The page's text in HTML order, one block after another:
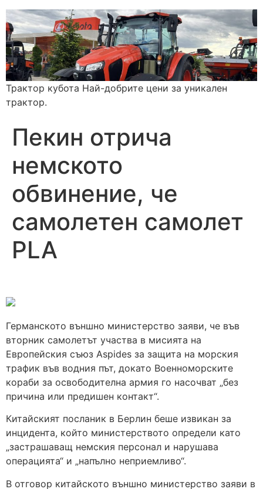
Трактор кубота Най-добрите цени за уникален
трактор.
Пекин отрича
немското
обвинение, че
самолетен самолет
PLA
Германското външно министерство заяви, че във
вторник самолетът участва в мисията на
Европейския съюз Aspides за защита на морския
трафик във водния път, докато Военноморските
кораби за освободителна армия го насочват „без
причина или предишен контакт“.
Китайският посланик в Берлин беше извикан за
инцидента, който министерството определи като
„застрашаващ немския персонал и нарушава
операцията“ и „напълно неприемливо“.
В отговор китайското външно министерство заяви в